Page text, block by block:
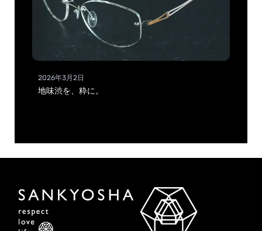
2026年3月2日
地味渋を、粋に。